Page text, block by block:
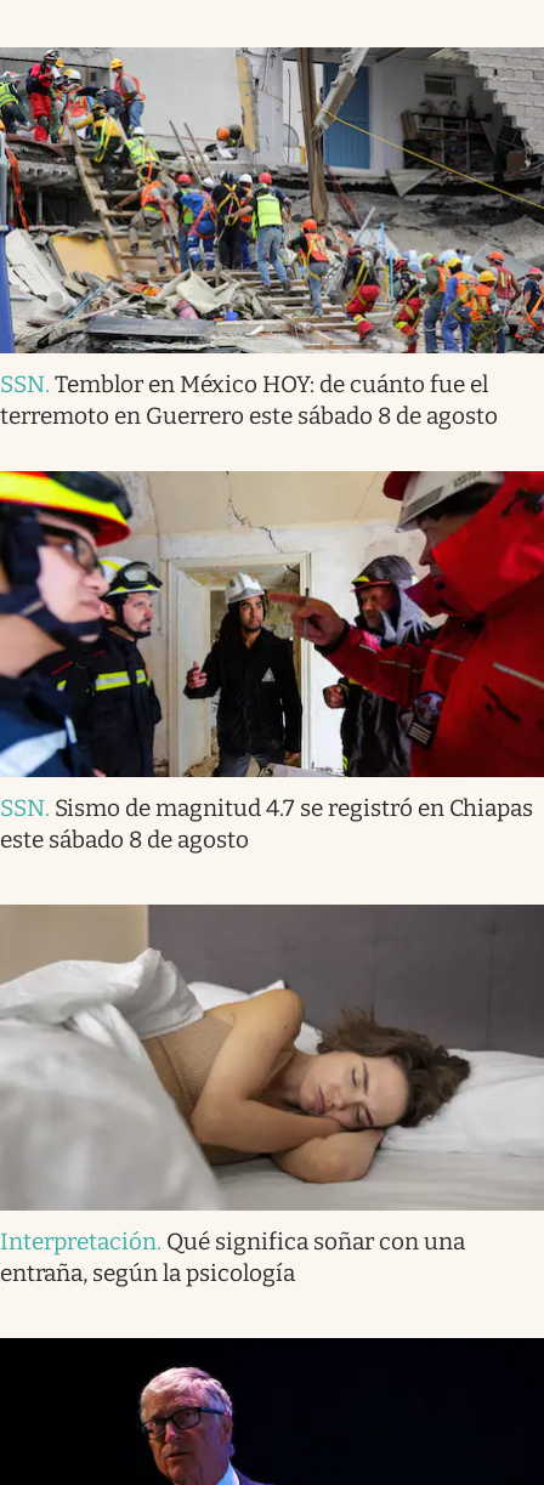
SSN. Temblor en México HOY: de cuánto fue el
terremoto en Guerrero este sábado 8 de agosto
SSN. Sismo de magnitud 4.7 se registró en Chiapas
este sábado 8 de agosto
Interpretación. Qué significa soñar con una
entraña, según la psicología